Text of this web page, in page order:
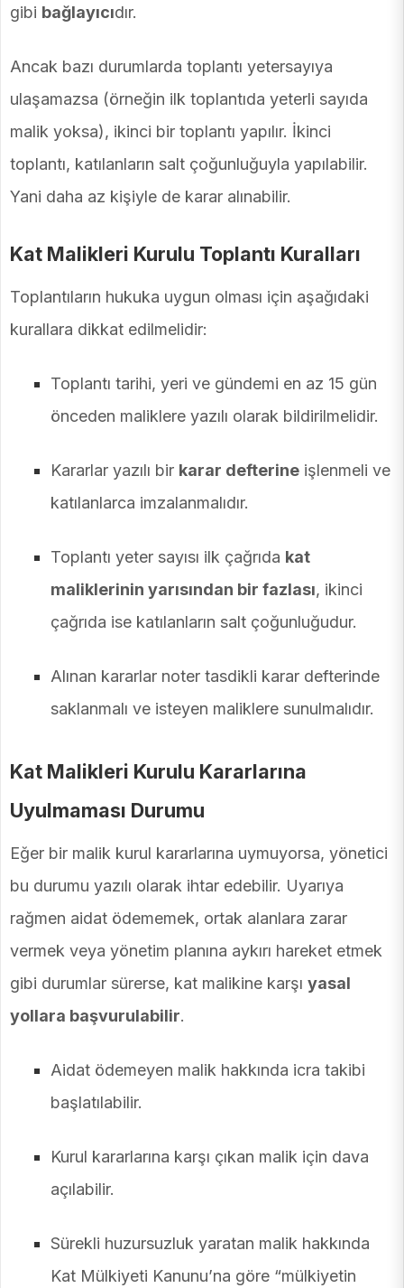
gibi bağlayıcıdır.
Ancak bazı durumlarda toplantı yetersayıya
ulaşamazsa (örneğin ilk toplantıda yeterli sayıda
malik yoksa), ikinci bir toplantı yapılır. İkinci
toplantı, katılanların salt çoğunluğuyla yapılabilir.
Yani daha az kişiyle de karar alınabilir.
Kat Malikleri Kurulu Toplantı Kuralları
Toplantıların hukuka uygun olması için aşağıdaki
kurallara dikkat edilmelidir:
Toplantı tarihi, yeri ve gündemi en az 15 gün
önceden maliklere yazılı olarak bildirilmelidir.
Kararlar yazılı bir karar defterine işlenmeli ve
katılanlarca imzalanmalıdır.
Toplantı yeter sayısı ilk çağrıda kat
maliklerinin yarısından bir fazlası, ikinci
çağrıda ise katılanların salt çoğunluğudur.
Alınan kararlar noter tasdikli karar defterinde
saklanmalı ve isteyen maliklere sunulmalıdır.
Kat Malikleri Kurulu Kararlarına
Uyulmaması Durumu
Eğer bir malik kurul kararlarına uymuyorsa, yönetici
bu durumu yazılı olarak ihtar edebilir. Uyarıya
rağmen aidat ödememek, ortak alanlara zarar
vermek veya yönetim planına aykırı hareket etmek
gibi durumlar sürerse, kat malikine karşı yasal
yollara başvurulabilir.
Aidat ödemeyen malik hakkında icra takibi
başlatılabilir.
Kurul kararlarına karşı çıkan malik için dava
açılabilir.
Sürekli huzursuzluk yaratan malik hakkında
Kat Mülkiyeti Kanunu’na göre “mülkiyetin